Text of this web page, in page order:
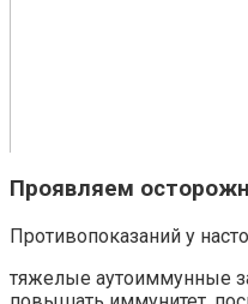
Проявляем
Противопоказаний у
тяжелые аутоиммунные